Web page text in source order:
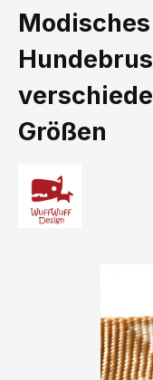
Modisches
Größen